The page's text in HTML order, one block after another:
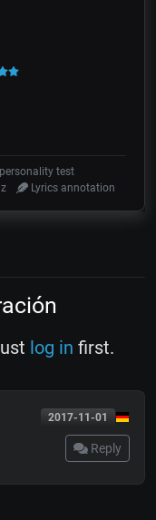
test
Lyrics annotation
log in first.
2017-11-01
Reply